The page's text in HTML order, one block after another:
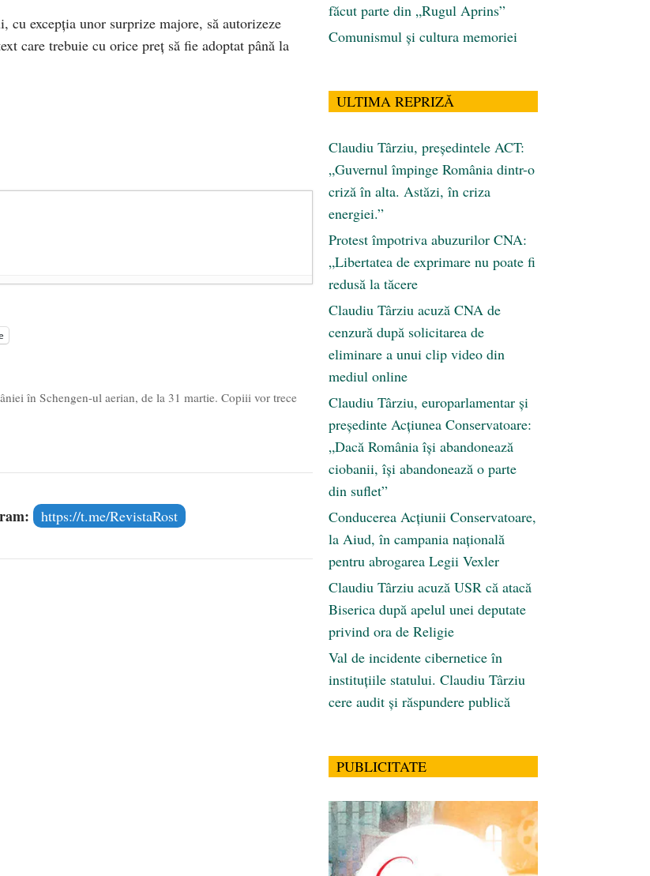
excepția unor surprize majore, să autorizeze
care trebuie cu orice preț să fie adoptat până la
Volodymyr Zelensky
Goga, înlăturat din Iași
în Schengen-ul aerian, de la 31 martie. Copiii vor trece
https://t.me/RevistaRost
făcut parte din „Rugul Aprins”
Comunismul şi cultura memoriei
ULTIMA REPRIZĂ
Claudiu Târziu, președintele ACT:
„Guvernul împinge România dintr-o
criză în alta. Astăzi, în criza
energiei.”
Protest împotriva abuzurilor CNA:
„Libertatea de exprimare nu poate fi
redusă la tăcere
Claudiu Târziu acuză CNA de
cenzură după solicitarea de
eliminare a unui clip video din
mediul online
Claudiu Târziu, europarlamentar și
președinte Acțiunea Conservatoare:
„Dacă România își abandonează
ciobanii, își abandonează o parte
din suflet”
Conducerea Acțiunii Conservatoare,
la Aiud, în campania națională
pentru abrogarea Legii Vexler
Claudiu Târziu acuză USR că atacă
Biserica după apelul unei deputate
privind ora de Religie
Val de incidente cibernetice în
instituțiile statului. Claudiu Târziu
cere audit și răspundere publică
PUBLICITATE